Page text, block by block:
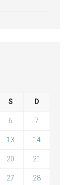
S D
6 7
13 14
20 21
27 28